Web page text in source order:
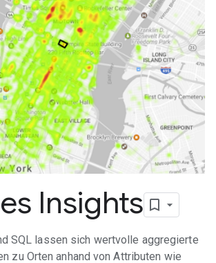
Insights
SQL lassen sich wertvolle aggregierte
zu Orten anhand von Attributen wie